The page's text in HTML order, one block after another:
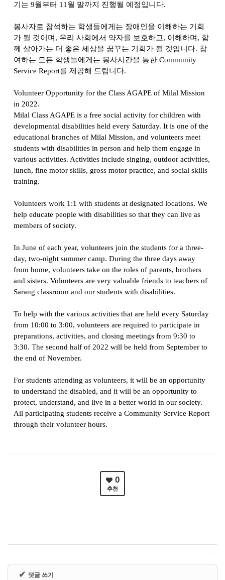
기는 9월부터 11 월 말까지 진행될 예정입니다.
봉사자로 참석하는 학생들에게는 장애인을 이해하는 기회
가 될 것이며 , 우리 사회에서 약자를 보호하고, 이해하며 , 함
께 살아가는 더 좋은 세상을 꿈꾸는 기회가 될 것입니다. 참
여하는 모든 학생들에게는 봉사시간을 통한 Community
Service Report를 제공해 드립니다.
Volunteer Opportunity for the Class AGAPE of Milal Mission
in 2022.
Milal Class AGAPE is a free social activity for children with
developmental disabilities held every Saturday. It is one of the
educational branches of Milal Mission, and volunteers meet
students with disabilities in person and help them engage in
various activities. Activities include singing, outdoor activities,
lunch, fine motor skills, gross motor practice, and social skills
training.
Volunteers work 1:1 with students at designated locations. We
help educate people with disabilities so that they can live as
members of society.
In June of each year, volunteers join the students for a three-
day, two-night summer camp. During the three days away
from home, volunteers take on the roles of parents, brothers
and sisters. Volunteers are very valuable friends to teachers of
Sarang classroom and our students with disabilities.
To help with the various activities that are held every Saturday
from 10:00 to 3:00, volunteers are required to participate in
preparations, activities, and closing meetings from 9:30 to
3:30. The second half of 2022 will be held from September to
the end of November.
For students attending as volunteers, it will be an opportunity
to understand the disabled, and it will be an opportunity to
protect, understand, and live in a better world in our society.
All participating students receive a Community Service Report
through their volunteer hours.
0
추천
✔ 댓글 쓰기